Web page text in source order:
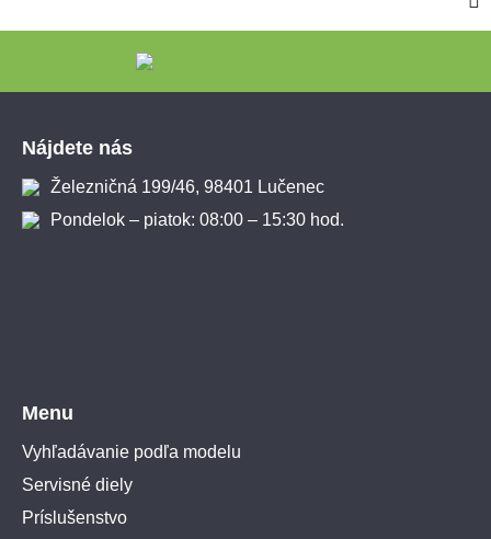
Nájdete nás
Železničná 199/46, 98401 Lučenec
Pondelok – piatok: 08:00 – 15:30 hod.
Menu
Vyhľadávanie podľa modelu
Servisné diely
Príslušenstvo